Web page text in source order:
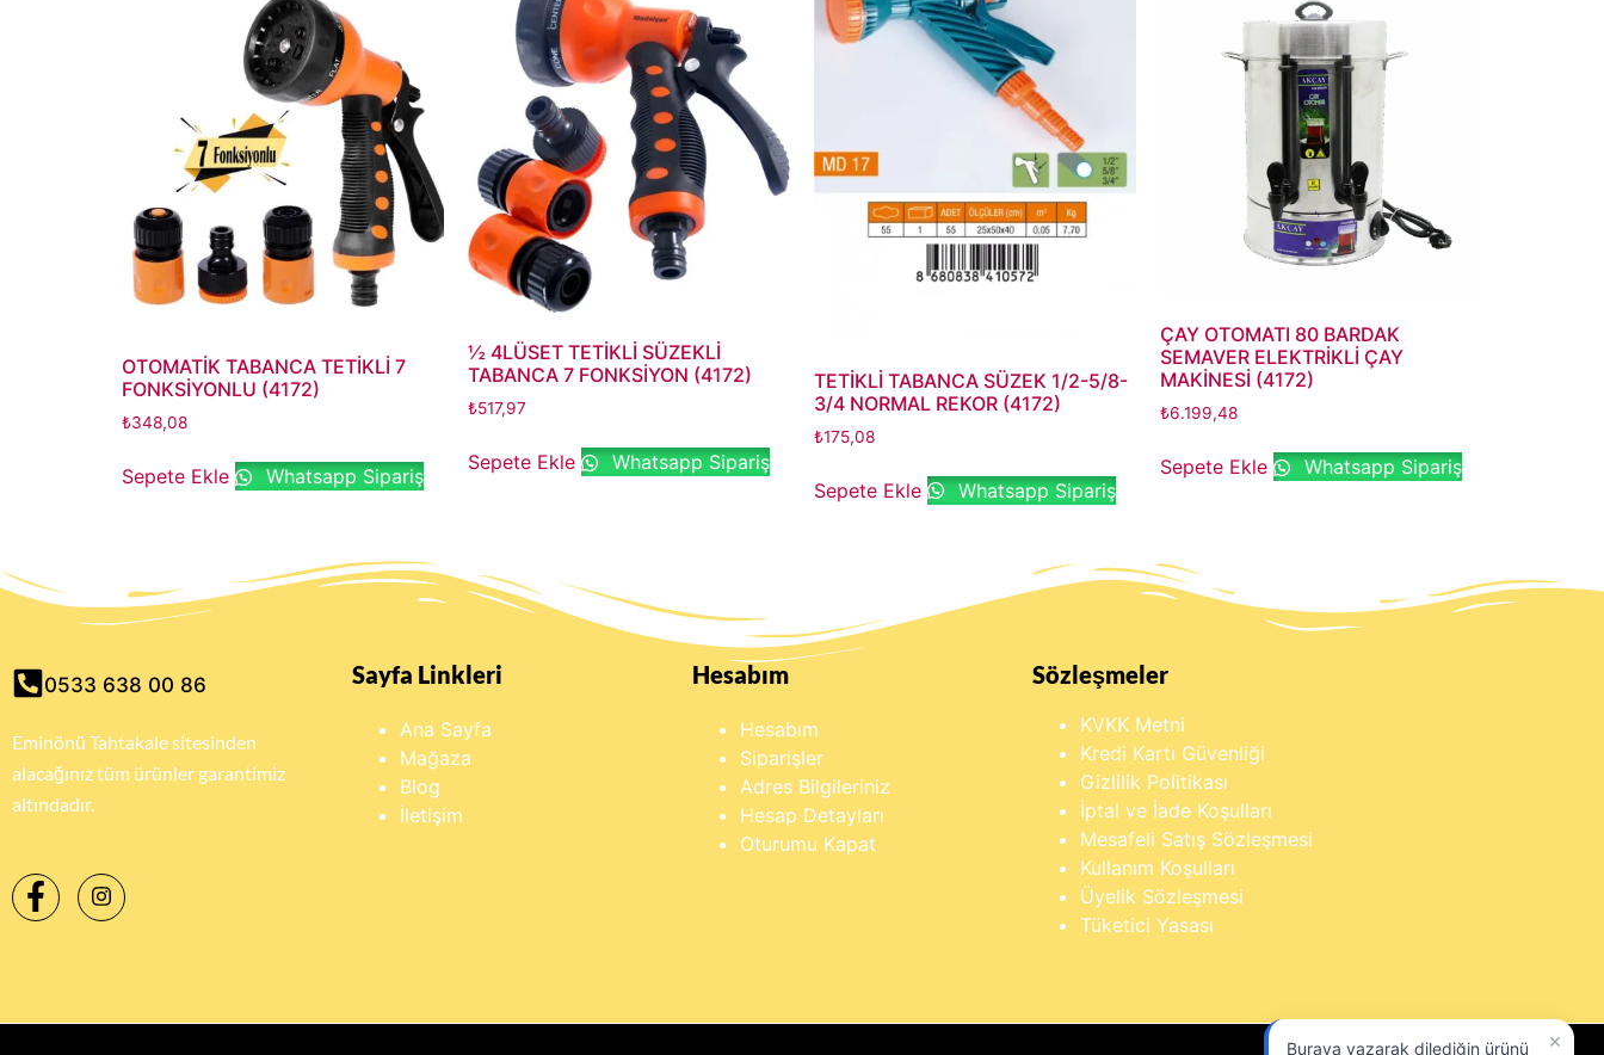
OTOMATİK TABANCA TETİKLİ 7
FONKSİYONLU (4172)
₺348,08
Sepete Ekle Whatsapp Sipariş
½ 4LÜSET TETİKLİ SÜZEKLİ
TABANCA 7 FONKSİYON (4172)
₺517,97
Sepete Ekle Whatsapp Sipariş
TETİKLİ TABANCA SÜZEK 1/2-5/8-
3/4 NORMAL REKOR (4172)
₺175,08
Sepete Ekle Whatsapp Sipariş
ÇAY OTOMATI 80 BARDAK
SEMAVER ELEKTRİKLİ ÇAY
MAKİNESİ (4172)
₺6.199,48
Sepete Ekle Whatsapp Sipariş
0533 638 00 86
Eminönü Tahtakale sitesinden
alacağınız tüm ürünler garantimiz
altındadır.
Sayfa Linkleri
Ana Sayfa
Mağaza
Blog
İletişim
Hesabım
Hesabım
Siparişler
Adres Bilgileriniz
Hesap Detayları
Oturumu Kapat
Sözleşmeler
KVKK Metni
Kredi Kartı Güvenliği
Gizlilik Politikası
İptal ve İade Koşulları
Mesafeli Satış Sözleşmesi
Kullanım Koşulları
Üyelik Sözleşmesi
Tüketici Yasası
×
Buraya yazarak dilediğin ürünü